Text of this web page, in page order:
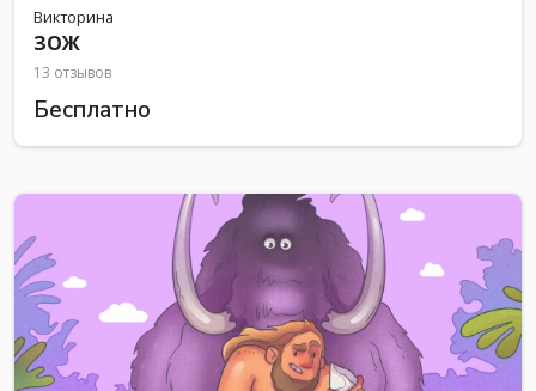
Викторина
ЗОЖ
13 отзывов
Бесплатно